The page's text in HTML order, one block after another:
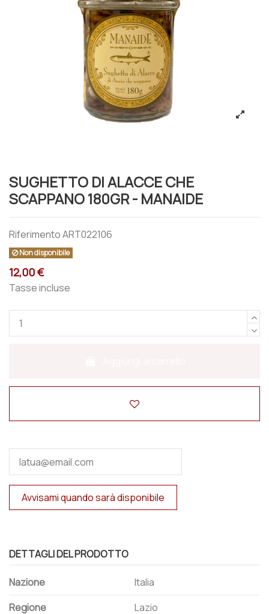
SUGHETTO DI ALACCE CHE
SCAPPANO 180GR - MANAIDE
RiferimentoART022106
Non disponibile
12,00 €
Tasse incluse
DETTAGLI DEL PRODOTTO
Nazione
Italia
Regione
Lazio